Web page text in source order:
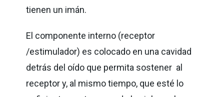
tienen un imán.
El componente interno (receptor
/estimulador) es colocado en una cavidad
detrás del oído que permita sostener al
receptor y, al mismo tiempo, que esté lo